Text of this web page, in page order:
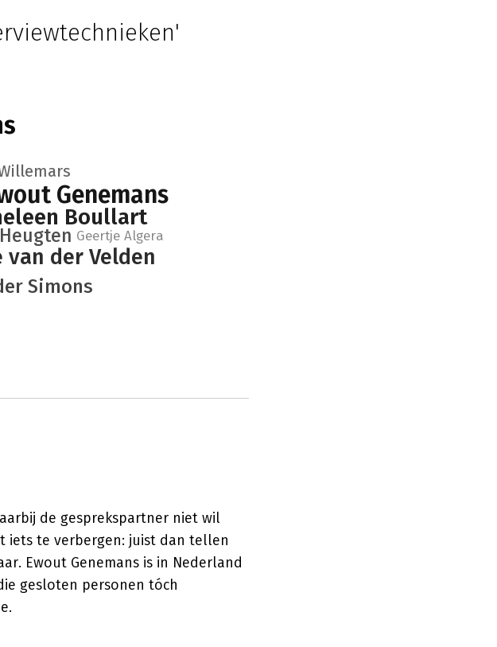
Genemans
Boullart
van der Velden
Simons
Geertje Algera
de gesprekspartner niet wil
iets te verbergen: juist dan tellen
Ewout Genemans is in Nederland
gesloten personen tóch